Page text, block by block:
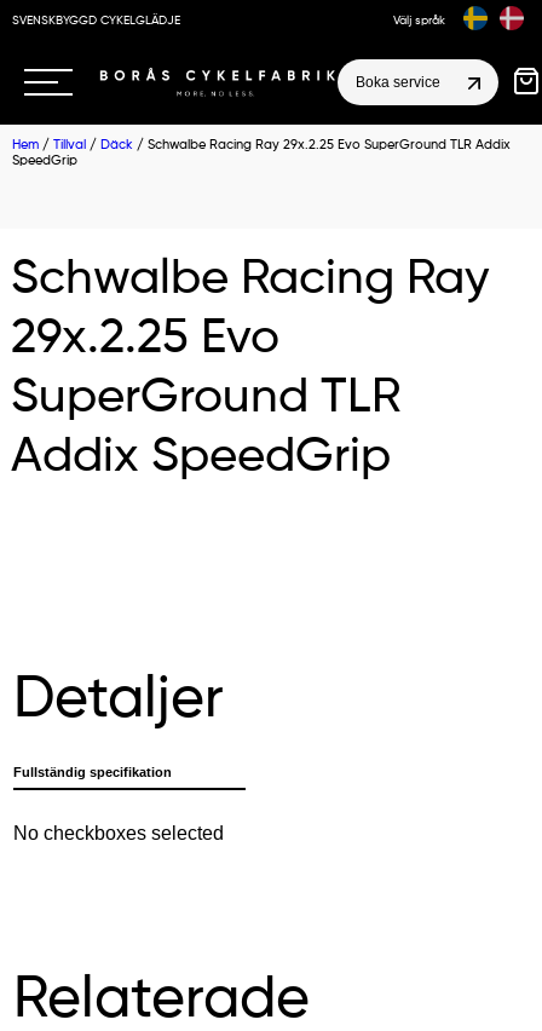
SVENSKBYGGD CYKELGLÄDJE Välj språk
Boka service
Hem / Tillval / Däck / Schwalbe Racing Ray 29x.2.25 Evo SuperGround TLR Addix
SpeedGrip
Schwalbe Racing Ray
29x.2.25 Evo
SuperGround TLR
Addix SpeedGrip
Detaljer
Fullständig specifikation
No checkboxes selected
Relaterade